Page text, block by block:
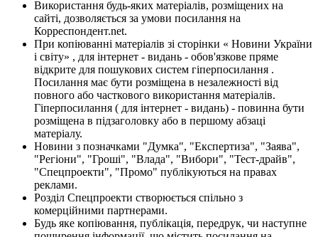
Використання будь-яких матеріалів, розміщених на
сайті, дозволяється за умови посилання на
Корреспондент.net.
При копіюванні матеріалів зі сторінки « Новини України
і світу» , для інтернет - видань - обов'язкове пряме
відкрите для пошукових систем гіперпосилання .
Посилання має бути розміщена в незалежності від
повного або часткового використання матеріалів.
Гіперпосилання ( для інтернет - видань) - повинна бути
розміщена в підзаголовку або в першому абзаці
матеріалу.
Новини з позначками "Думка", "Експертиза", "Заява",
"Регіони", "Гроші", "Влада", "Вибори", "Тест-драйв",
"Спецпроекти", "Промо" публікуються на правах
реклами.
Розділ Спецпроекти створюється спільно з
комерційними партнерами.
Будь яке копіювання, публікація, передрук, чи наступне